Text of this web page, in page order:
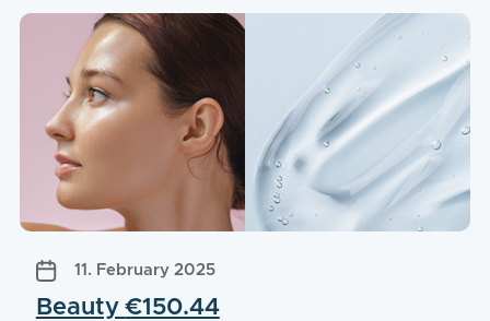
11. February 2025
Beauty€150.44